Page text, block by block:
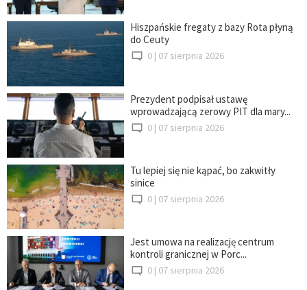
Hiszpańskie fregaty z bazy Rota płyną
do Ceuty
0 | 07 sierpnia 2026
Prezydent podpisał ustawę
wprowadzającą zerowy PIT dla mary...
0 | 07 sierpnia 2026
Tu lepiej się nie kąpać, bo zakwitły
sinice
0 | 07 sierpnia 2026
Jest umowa na realizację centrum
kontroli granicznej w Porc...
0 | 07 sierpnia 2026